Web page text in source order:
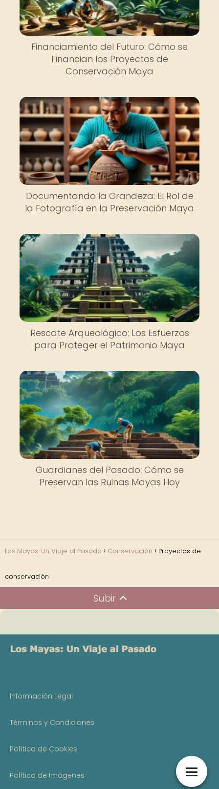
Financiamiento del Futuro: Cómo se
Financian los Proyectos de
Conservación Maya
Documentando la Grandeza: El Rol de
la Fotografía en la Preservación Maya
Rescate Arqueológico: Los Esfuerzos
para Proteger el Patrimonio Maya
Guardianes del Pasado: Cómo se
Preservan las Ruinas Mayas Hoy
Los Mayas: Un Viaje al Pasado Conservación Proyectos de
conservación
Subir
Información Legal
Términos y Condiciones
Política de Cookies
Política de Imágenes